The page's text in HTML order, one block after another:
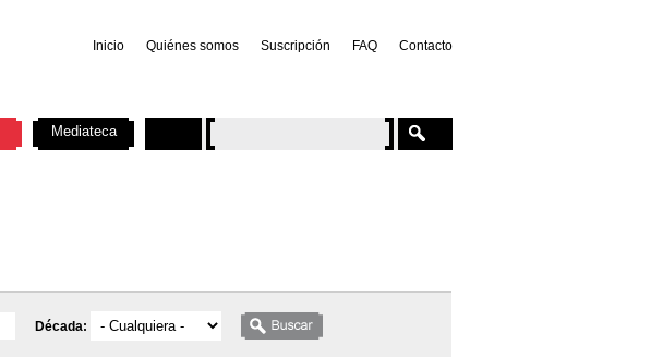
Inicio Quiénes somos Suscripción FAQ Contacto
Década:
Mediateca